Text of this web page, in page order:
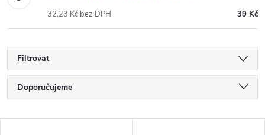
39 Kč
32,23 Kč bez DPH
Filtrovat
Ř
a
Doporučujeme